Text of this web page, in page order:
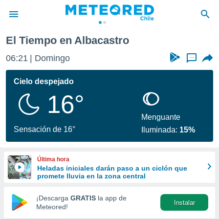
de
por
se
calidad.
a este
las
y
forma
digital
basada
El Tiempo en Albacastro
06:21 Domingo ...
Cielo despejado
16°
Sensación de 16°
Menguante
Iluminada: 15%
Última hora
Heladas iniciales darán paso a un ciclón que
promete lluvia en la zona central
¡Descarga GRATIS la app de
Meteored!
Instalar